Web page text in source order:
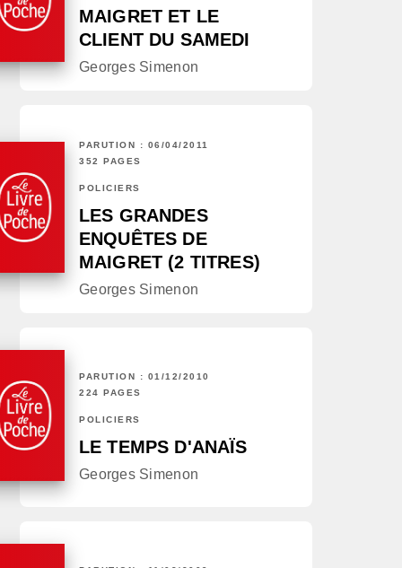
MAIGRET ET LE
CLIENT DU SAMEDI
Georges Simenon
PARUTION : 06/04/2011
352 PAGES
POLICIERS
LES GRANDES
ENQUÊTES DE
MAIGRET (2 TITRES)
Georges Simenon
PARUTION : 01/12/2010
224 PAGES
POLICIERS
LE TEMPS D'ANAÏS
Georges Simenon